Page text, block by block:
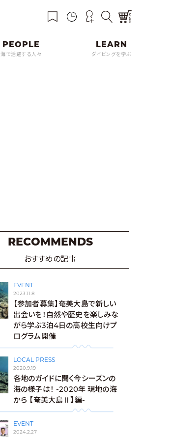
海で活躍する人々 ダイビングを学ぶ
RECOMMENDS
おすすめの記事
EVENT
2023.11.8
【参加者募集】奄美大島で新しい
出会いを！自然や歴史を楽しみな
がら学ぶ3泊4日の高校生向けプ
ログラム開催
LOCAL PRESS
2020.9.19
各地のガイドに聞く今シーズンの
海の様子は！ -2020年 現地の海
から 【奄美大島Ⅱ】編-
EVENT
2024.2.27